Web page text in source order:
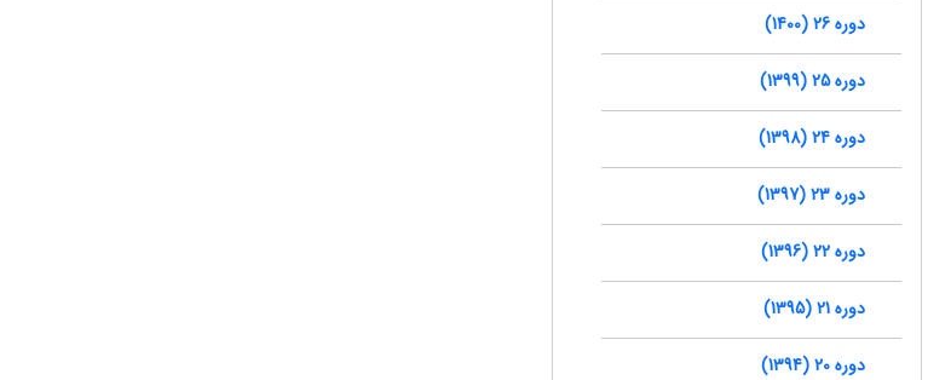
دوره 26 (1400)
دوره 25 (1399)
دوره 24 (1398)
دوره 23 (1397)
دوره 22 (1396)
دوره 21 (1395)
دوره 20 (1394)